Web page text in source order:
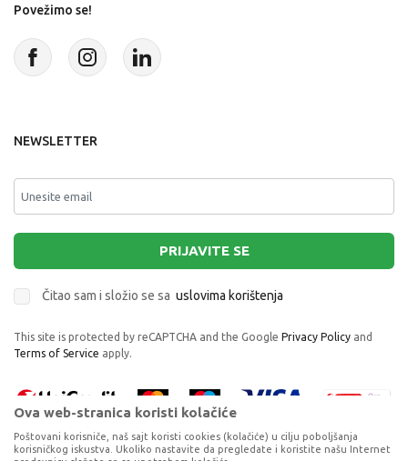
Povežimo se!
NEWSLETTER
PRIJAVITE SE
Čitao sam i složio se sa uslovima korištenja
This site is protected by reCAPTCHA and the Google Privacy Policy and
Terms of Service apply.
Ova web-stranica koristi kolačiće
Poštovani korisniče, naš sajt koristi cookies (kolačiće) u cilju poboljšanja
korisničkog iskustva. Ukoliko nastavite da pregledate i koristite našu Internet